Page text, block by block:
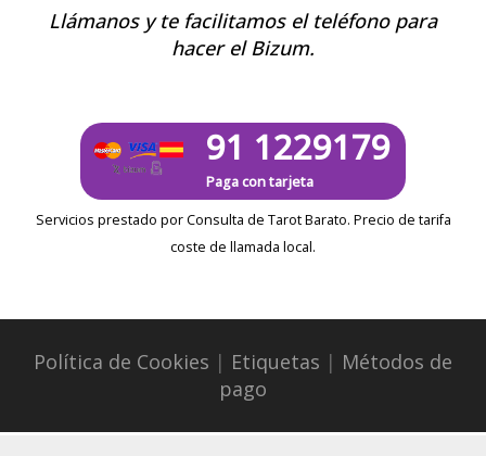
Llámanos y te facilitamos el teléfono para
hacer el Bizum.
91 1229179
Paga con tarjeta
Servicios prestado por Consulta de Tarot Barato. Precio de tarifa
coste de llamada local.
Política de Cookies | Etiquetas | Métodos de
pago